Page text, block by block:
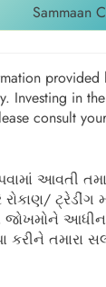
Sammaan
provided
Investing in
consult
આવતી
રોકાણ/ ટ્રેડીંગ
જોખમોને
કરીને તમારા